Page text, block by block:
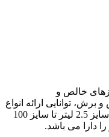
خالص و
برش، توانایی ارائه انواع
فلاسک اکسیژن در حجم های متفاوت از سایز 2.5 لیتر تا سایز 100
.